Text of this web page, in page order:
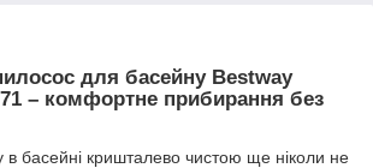
для басейну Bestway
– комфортне прибирання без
в басейні кришталево чистою ще ніколи не